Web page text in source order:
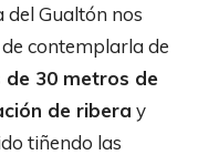
del Gualtón nos
contemplarla de
30 metros de
de ribera y
tiñendo las